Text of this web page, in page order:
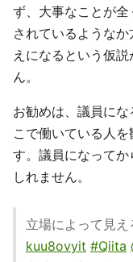
ず、大事なことが
されているような
えになるという仮
ん。
お勧めは、議員に
こで働いている人
す。議員になって
しれません。
立場によって見
kuu8ovyit #Qiita